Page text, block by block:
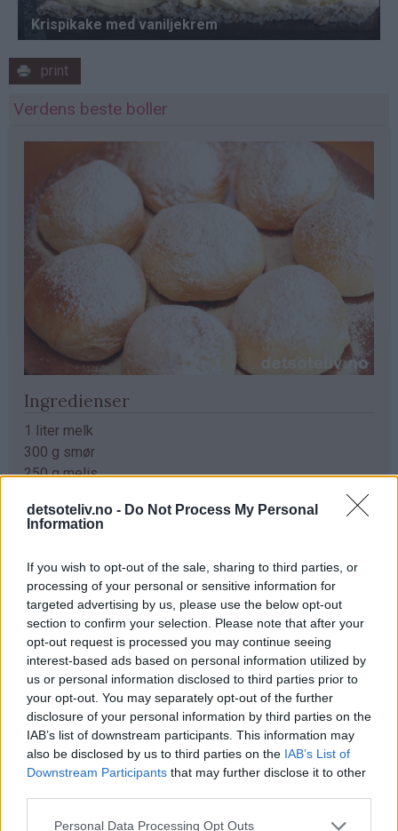
detsoteliv.no - Do Not Process My Personal
Information
If you wish to opt-out of the sale, sharing to third parties, or
processing of your personal or sensitive information for
targeted advertising by us, please use the below opt-out
section to confirm your selection. Please note that after your
opt-out request is processed you may continue seeing
interest-based ads based on personal information utilized by
us or personal information disclosed to third parties prior to
your opt-out. You may separately opt-out of the further
disclosure of your personal information by third parties on the
IAB’s list of downstream participants. This information may
also be disclosed by us to third parties on the IAB’s List of
Downstream Participants that may further disclose it to other
Personal Data Processing Opt Outs
print
Verdens beste boller
Ingredienser
1 liter melk
300 g smør
250 g melis
0,5 ts kardemomme
Pynt:
melisdryss
Fremgangsmåte
Kok opp melk, smør og melis. Avkjøl blandingen til den
er fingervarm (37°C). Rør gjæren ut i væsken. Bland i
kardemomme og hvetemel (se tips). Elt deigen til den er
smidig.
Trill ut bollene med en gang (ca 40 stk) og legg dem på
bakepapirdekkede stekeplater. La dem heve lunt i 1